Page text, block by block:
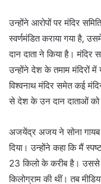
उन्होंने आरोपों पर मंदिर
स्वर्णमंडित कराया गया है,
दान दाता ने किया है।
उन्होंने देश के तमाम मंदिरों में
विश्वनाथ मंदिर समेत कई
से देश के उन दान दाताओं
अजयेंद्र अजय ने सोना गायब
दिया। उन्होंने कहा कि मैं
23 किलो के करीब है। उससे
किलोग्राम की थीं। तब